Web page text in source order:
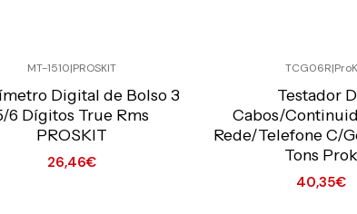
Quantidade
Disponível
MT-1510|PROSKIT
Digital de Bolso 3
6 Dígitos True Rms
PROSKIT
26,46€
TCG06R|ProK
Testador
Cabos/
Rede/Telefone C/
Tons Prok
40,35€